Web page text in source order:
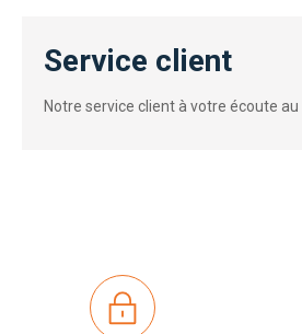
Service client
Notre service client à votre écoute au